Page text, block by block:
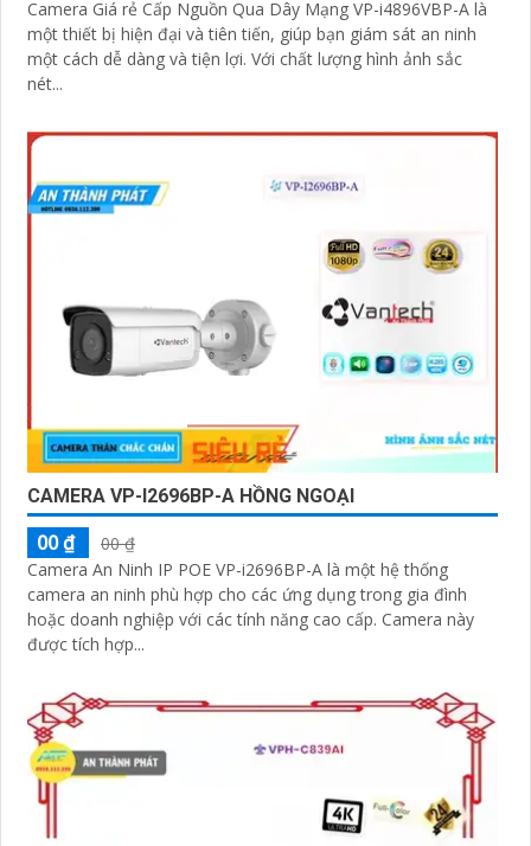
Camera Giá rẻ Cấp Nguồn Qua Dây Mạng VP-i4896VBP-A là
một thiết bị hiện đại và tiên tiến, giúp bạn giám sát an ninh
một cách dễ dàng và tiện lợi. Với chất lượng hình ảnh sắc
nét...
CAMERA VP-I2696BP-A HỒNG NGOẠI
00 ₫
00 ₫
Camera An Ninh IP POE VP-i2696BP-A là một hệ thống
camera an ninh phù hợp cho các ứng dụng trong gia đình
hoặc doanh nghiệp với các tính năng cao cấp. Camera này
được tích hợp...